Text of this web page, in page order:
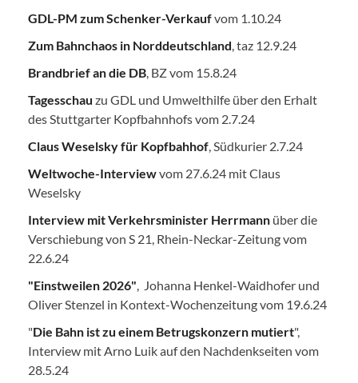
GDL-PM zum Schenker-Verkaufvom 1.10.24
Zum Bahnchaos in Norddeutschland, taz 12.9.24
Brandbrief an die DB, BZ vom 15.8.24
Tagesschau zu GDL und Umwelthilfe über den Erhalt
des Stuttgarter Kopfbahnhofs vom 2.7.24
Claus Weselsky für Kopfbahhof, Südkurier 2.7.24
Weltwoche-Interviewvom 27.6.24 mit Claus
Weselsky
Interview mit Verkehrsminister Herrmann über die
Verschiebung von S 21, Rhein-Neckar-Zeitung vom
22.6.24
"Einstweilen 2026", Johanna Henkel-Waidhofer und
Oliver Stenzel in Kontext-Wochenzeitung vom 19.6.24
"Die Bahn ist zu einem Betrugskonzern mutiert",
Interview mit Arno Luik auf den Nachdenkseiten vom
28.5.24